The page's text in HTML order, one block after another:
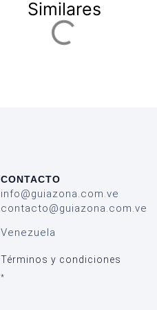
Similares
CONTACTO
info@guiazona.com.ve
contacto@guiazona.com.ve
Venezuela
Términos y condiciones
*